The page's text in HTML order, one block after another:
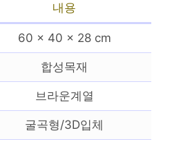
내용
60 x 40 x 28 cm
합성목재
브라운계열
굴곡형/3D입체